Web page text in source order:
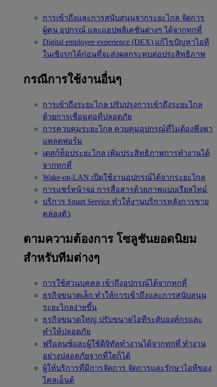
การเข้าถึงและการสนับสนุนจากระยะไกล จัดการ
ผู้คน อุปกรณ์ และแอปพลิเคชันต่างๆ ได้จากทุกที่
Digital employee experience (DEX) แก้ไขปัญหาไอที
ในเชิงรุกได้ก่อนที่จะส่งผลกระทบต่อประสิทธิภาพ
กรณีการใช้งานอื่นๆ
การเข้าถึงระยะไกล ปรับปรุงการเข้าถึงระยะไกล
ด้วยการเชื่อมต่อที่ปลอดภัย
การควบคุมระยะไกล ควบคุมอุปกรณ์ที่ไม่ต้องพึ่งพา
แพลตฟอร์ม
เดสก์ท็อประยะไกล เพิ่มประสิทธิภาพการทำงานได้
จากทุกที่
Wake-on-LAN เปิดใช้งานอุปกรณ์ได้จากระยะไกล
การแชร์หน้าจอ การสื่อสารด้วยภาพแบบเรียลไทม์
บริการ Smart Service ทำให้งานบริการหลังการขาย
คล่องตัว
ตามความต้องการ โซลูชันยอดนิยม
สำหรับทีมต่างๆ
การใช้ส่วนบุคคล เข้าถึงอุปกรณ์ได้จากทุกที่
ธุรกิจขนาดเล็ก ทำให้การเข้าถึงและการสนับสนุน
ระยะไกลง่ายขึ้น
ธุรกิจขนาดใหญ่ ปรับขนาดไอทีระดับองค์กรและ
ทำให้ปลอดภัย
ฟรีแลนซ์และผู้ใช้ดิจิทัลทำงานได้จากทุกที่ ทำงาน
อย่างปลอดภัยจากที่ใดก็ได้
ผู้ให้บริการที่มีการจัดการ จัดการและรักษาไอทีของ
ไคลเอ็นต์